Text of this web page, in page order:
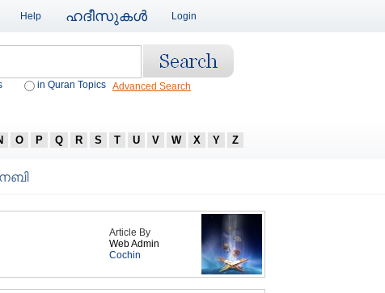
Help ഹദീസുകള്‍ Login
in Quran Topics Advanced Search
O P Q R S T U V W X Y Z
Article By
Web Admin
Cochin